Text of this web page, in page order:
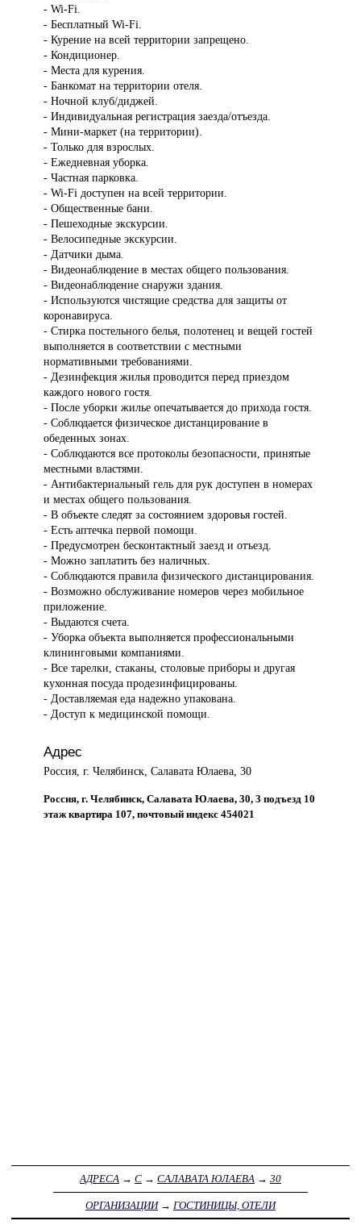
- Wi-Fi.
- Бесплатный Wi-Fi.
- Курение на всей территории запрещено.
- Кондиционер.
- Места для курения.
- Банкомат на территории отеля.
- Ночной клуб/диджей.
- Индивидуальная регистрация заезда/отъезда.
- Мини-маркет (на территории).
- Только для взрослых.
- Ежедневная уборка.
- Частная парковка.
- Wi-Fi доступен на всей территории.
- Общественные бани.
- Пешеходные экскурсии.
- Велосипедные экскурсии.
- Датчики дыма.
- Видеонаблюдение в местах общего пользования.
- Видеонаблюдение снаружи здания.
- Используются чистящие средства для защиты от
коронавируса.
- Стирка постельного белья, полотенец и вещей гостей
выполняется в соответствии с местными
нормативными требованиями.
- Дезинфекция жилья проводится перед приездом
каждого нового гостя.
- После уборки жилье опечатывается до прихода гостя.
- Соблюдается физическое дистанцирование в
обеденных зонах.
- Соблюдаются все протоколы безопасности, принятые
местными властями.
- Антибактериальный гель для рук доступен в номерах
и местах общего пользования.
- В объекте следят за состоянием здоровья гостей.
- Есть аптечка первой помощи.
- Предусмотрен бесконтактный заезд и отъезд.
- Можно заплатить без наличных.
- Соблюдаются правила физического дистанцирования.
- Возможно обслуживание номеров через мобильное
приложение.
- Выдаются счета.
- Уборка объекта выполняется профессиональными
клининговыми компаниями.
- Все тарелки, стаканы, столовые приборы и другая
кухонная посуда продезинфицированы.
- Доставляемая еда надежно упакована.
- Доступ к медицинской помощи.
Адрес
Россия, г. Челябинск, Салавата Юлаева, 30
Россия, г. Челябинск, Салавата Юлаева, 30, 3 подъезд 10
этаж квартира 107, почтовый индекс 454021
АДРЕСА → С → САЛАВАТА ЮЛАЕВА → 30
ОРГАНИЗАЦИИ→ ГОСТИНИЦЫ, ОТЕЛИ